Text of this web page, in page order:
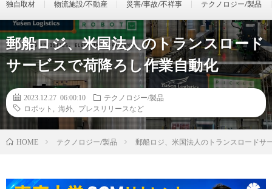
独自取材 物流施設/不動産 災害/事故/不祥事 テクノロジー/製品
郵船ロジ、米国法人のトランスロード
サービスで荷降ろし作業自動化
2023.12.27 06:00:10
テクノロジー/製品
ロボット
海外 プレスリリースなど
HOME テクノロジー/製品 郵船ロジ、米国法人のトランスロードサ